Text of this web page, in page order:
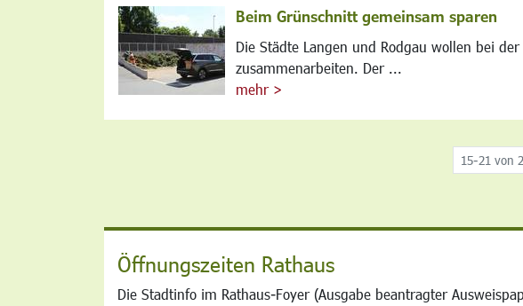
Beim Grünschnitt gemeinsam sparen
Die Städte Langen und Rodgau wollen bei
zusammenarbeiten. Der ...
mehr >
15-21 von
Öffnungszeiten Rathaus
Die Stadtinfo im Rathaus-Foyer (Ausgabe beantragter